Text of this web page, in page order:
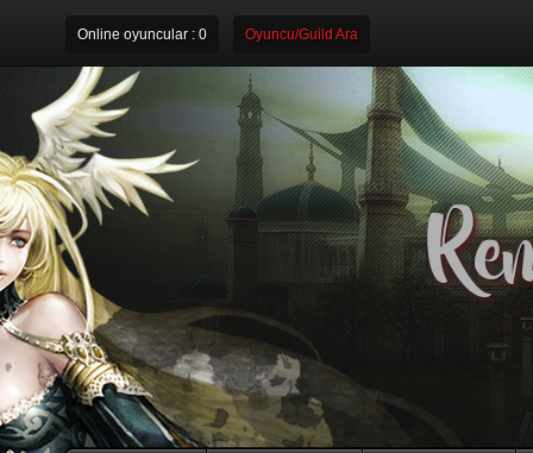
Online oyuncular : 0 Oyuncu/Guild Ara